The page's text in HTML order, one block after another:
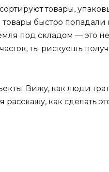
товары,
товары быстро попадали
под складом — это
ты рискуешь
Вижу, как люди
как сделать